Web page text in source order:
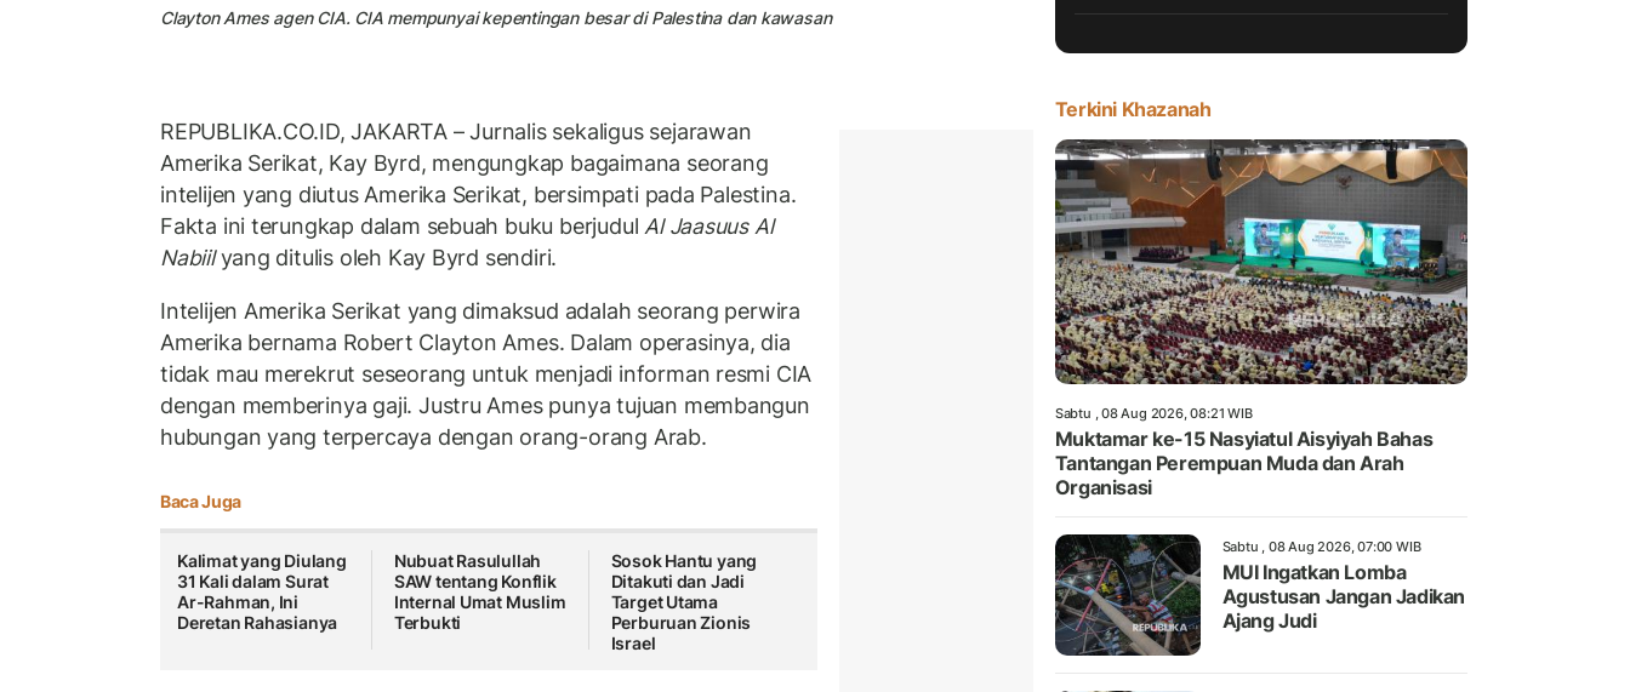
Clayton Ames agen CIA. CIA mempunyai kepentingan besar di Palestina dan kawasan
REPUBLIKA.CO.ID, JAKARTA – Jurnalis sekaligus sejarawan
Amerika Serikat, Kay Byrd, mengungkap bagaimana seorang
intelijen yang diutus Amerika Serikat, bersimpati pada Palestina.
Fakta ini terungkap dalam sebuah buku berjudulAl Jaasuus Al
Nabiilyang ditulis oleh Kay Byrd sendiri.
Intelijen Amerika Serikat yang dimaksud adalah seorang perwira
Amerika bernama Robert Clayton Ames. Dalam operasinya, dia
tidak mau merekrut seseorang untuk menjadi informan resmi CIA
dengan memberinya gaji. Justru Ames punya tujuan membangun
hubungan yang terpercaya dengan orang-orang Arab.
Baca Juga
Kalimat yang Diulang
31 Kali dalam Surat
Ar-Rahman, Ini
Deretan Rahasianya
Nubuat Rasulullah
SAW tentang Konflik
Internal Umat Muslim
Terbukti
Sosok Hantu yang
Ditakuti dan Jadi
Target Utama
Perburuan Zionis
Israel
Terkini Khazanah
Sabtu , 08 Aug 2026, 08:21 WIB
Muktamar ke-15 Nasyiatul Aisyiyah Bahas
Tantangan Perempuan Muda dan Arah
Organisasi
Sabtu , 08 Aug 2026, 07:00 WIB
MUI Ingatkan Lomba
Agustusan Jangan Jadikan
Ajang Judi